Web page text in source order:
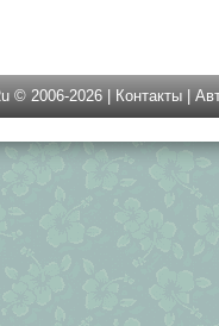
© 2006-2026 | Контакты |